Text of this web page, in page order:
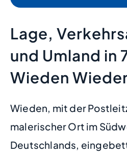
Lage,
und Umland in
Wieden
Wieden, mit der
malerischer Ort im
Deutschlands,